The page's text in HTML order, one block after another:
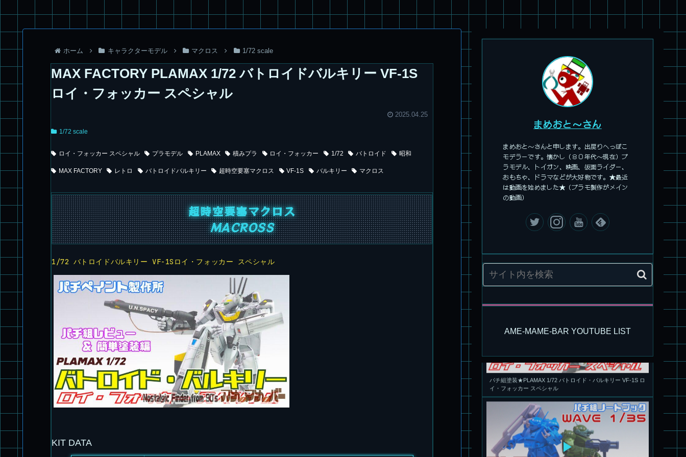
ホーム キャラクターモデル マクロス 1/72 scale
MAX FACTORY PLAMAX 1/72 バトロイドバルキリー VF-1S
ロイ・フォッカー スペシャル
2025.04.25
1/72 scale
ロイ・フォッカー スペシャル プラモデル PLAMAX 積みプラ ロイ・フォッカー 1/72 バトロイド 昭和
MAX FACTORY レトロ バトロイドバルキリー 超時空要塞マクロス VF-1S バルキリー マクロス
超時空要塞マクロス
MACROSS
1/72 バトロイドバルキリー VF-1Sロイ・フォッカー スペシャル
KIT DATA
まめおと～さん
まめおと～さんと申します。出戻りへっぽこ
モデラーです。懐かし（８０年代～現在）プ
ラモデル、トイガン、映画、仮面ライダー、
おもちゃ、ドラマなどが大好物です。★最近
は動画を始めました★（プラモ製作がメイン
の動画）
AME-MAME-BAR YOUTUBE LIST
パチ組塗装★HG スコープドッグ ターボカスタム サンサ戦 キ
リコ機 & グレゴルー機 HG 拡張パーツセット6.7.8
旧キット製作★本家SDマクロス バルキリーVF-1S
パチ組塗装★PLAMAX 1/72 バトロイド・バルキリー VF-1S ロ
パチ組★WAVE 1/35 マーシィドッグ & ストライクドッグ